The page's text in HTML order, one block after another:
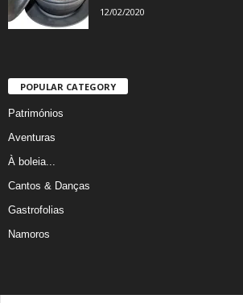
12/02/2020
POPULAR CATEGORY
Patrimónios
Aventuras
À boleia...
Cantos & Danças
Gastrofolias
Namoros